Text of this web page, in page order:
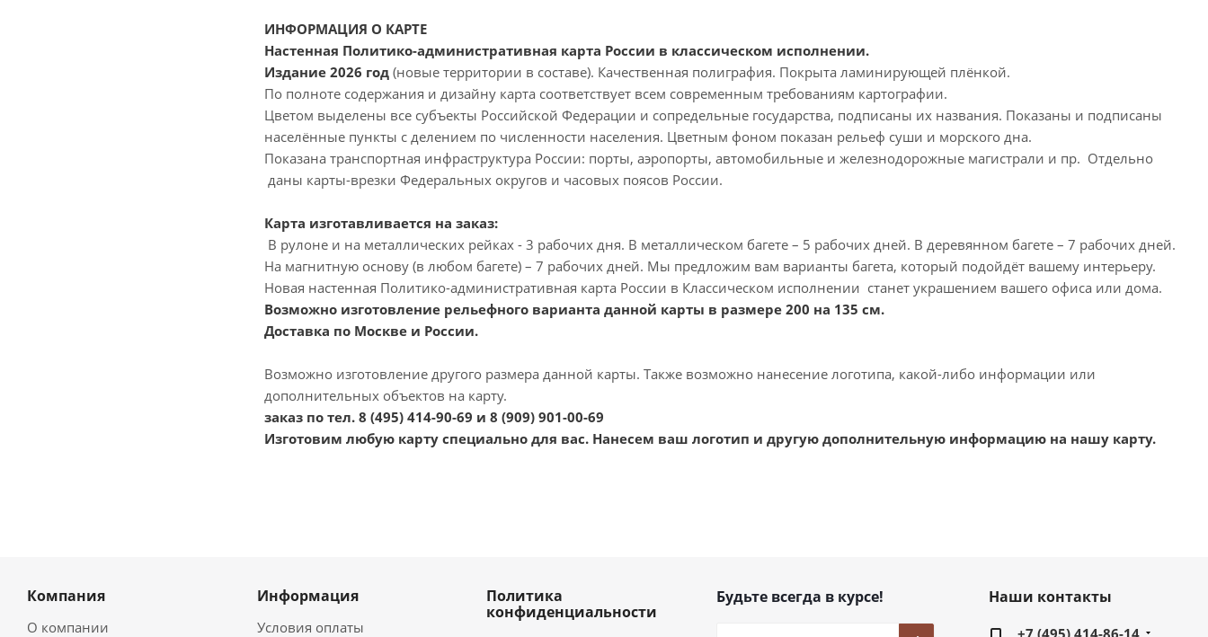
ИНФОРМАЦИЯ О КАРТЕ
Настенная Политико-административная карта России в классическом исполнении.
Издание 2026 год (новые территории в составе). Качественная полиграфия. Покрыта ламинирующей плёнкой.
По полноте содержания и дизайну карта соответствует всем современным требованиям картографии.
Цветом выделены все субъекты Российской Федерации и сопредельные государства, подписаны их названия. Показаны и подписаны
населённые пункты с делением по численности населения. Цветным фоном показан рельеф суши и морского дна.
Показана транспортная инфраструктура России: порты, аэропорты, автомобильные и железнодорожные магистрали и пр. Отдельно
даны карты-врезки Федеральных округов и часовых поясов России.
Карта изготавливается на заказ:
В рулоне и на металлических рейках - 3 рабочих дня. В металлическом багете – 5 рабочих дней. В деревянном багете – 7 рабочих дней.
На магнитную основу (в любом багете) – 7 рабочих дней. Мы предложим вам варианты багета, который подойдёт вашему интерьеру.
Новая настенная Политико-административная карта России в Классическом исполнении станет украшением вашего офиса или дома.
Возможно изготовление рельефного варианта данной карты в размере 200 на 135 см.
Доставка по Москве и России.
Возможно изготовление другого размера данной карты. Также возможно нанесение логотипа, какой-либо информации или
дополнительных объектов на карту.
заказ по тел. 8 (495) 414-90-69 и 8 (909) 901-00-69
Изготовим любую карту специально для вас. Нанесем ваш логотип и другую дополнительную информацию на нашу карту.
Компания
О компании
Информация
Условия оплаты
Политика
конфиденциальности
Будьте всегда в курсе! Наши контакты
+7 (495) 414-86-14